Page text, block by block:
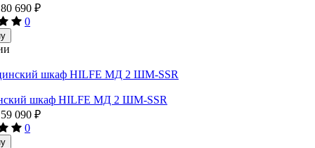
80 690 ₽
0
шкаф HILFE МД 2 ШМ-SSR
59 090 ₽
0